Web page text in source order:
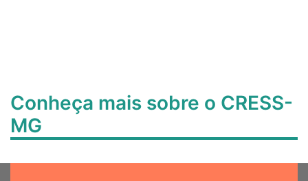
Conheça mais sobre o CRESS-
MG